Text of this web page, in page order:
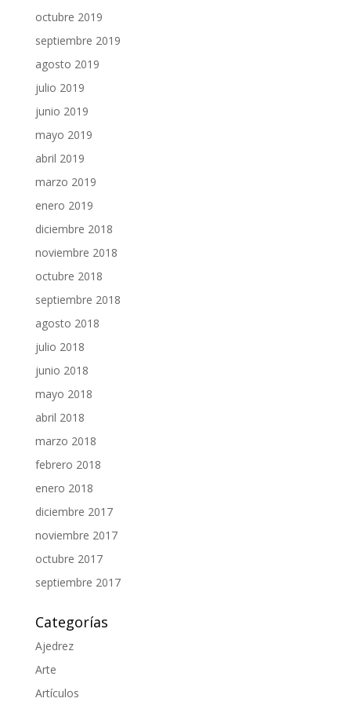
octubre 2019
septiembre 2019
agosto 2019
julio 2019
junio 2019
mayo 2019
abril 2019
marzo 2019
enero 2019
diciembre 2018
noviembre 2018
octubre 2018
septiembre 2018
agosto 2018
julio 2018
junio 2018
mayo 2018
abril 2018
marzo 2018
febrero 2018
enero 2018
diciembre 2017
noviembre 2017
octubre 2017
septiembre 2017
Categorías
Ajedrez
Arte
Artículos